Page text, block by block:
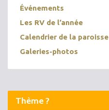
Événements
Les RV de l’année
Calendrier de la paroisse
Galeries-photos
Thème ?